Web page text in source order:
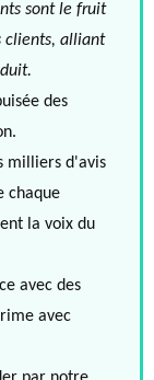
sont le fruit
clients, alliant
des
milliers d'avis
chaque
la voix du
avec des
avec